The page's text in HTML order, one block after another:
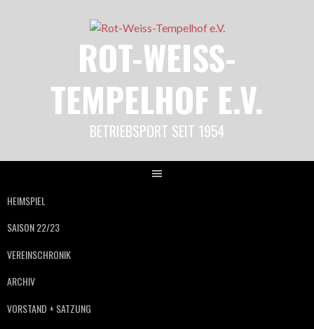
ROT-WEISS-
TEMPELHOF E.V.
BETRIEBSPORT SEIT 1954
HEIMSPIEL
SAISON 22/23
VEREINSCHRONIK
ARCHIV
VORSTAND + SATZUNG